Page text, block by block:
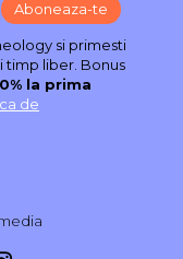
si primesti
timp liber. Bonus
la prima
de